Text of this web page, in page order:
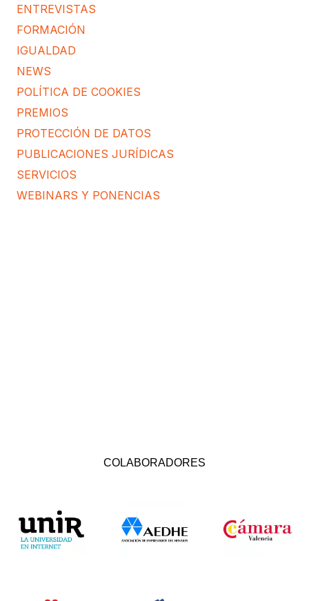
ENTREVISTAS
FORMACIÓN
IGUALDAD
NEWS
POLÍTICA DE COOKIES
PREMIOS
PROTECCIÓN DE DATOS
PUBLICACIONES JURÍDICAS
SERVICIOS
WEBINARS Y PONENCIAS
COLABORADORES